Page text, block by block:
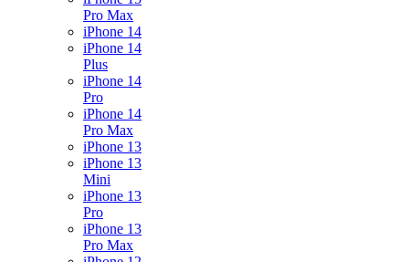
Pro Max
iPhone 14
iPhone 14
Plus
iPhone 14
Pro
iPhone 14
Pro Max
iPhone 13
iPhone 13
Mini
iPhone 13
Pro
iPhone 13
Pro Max